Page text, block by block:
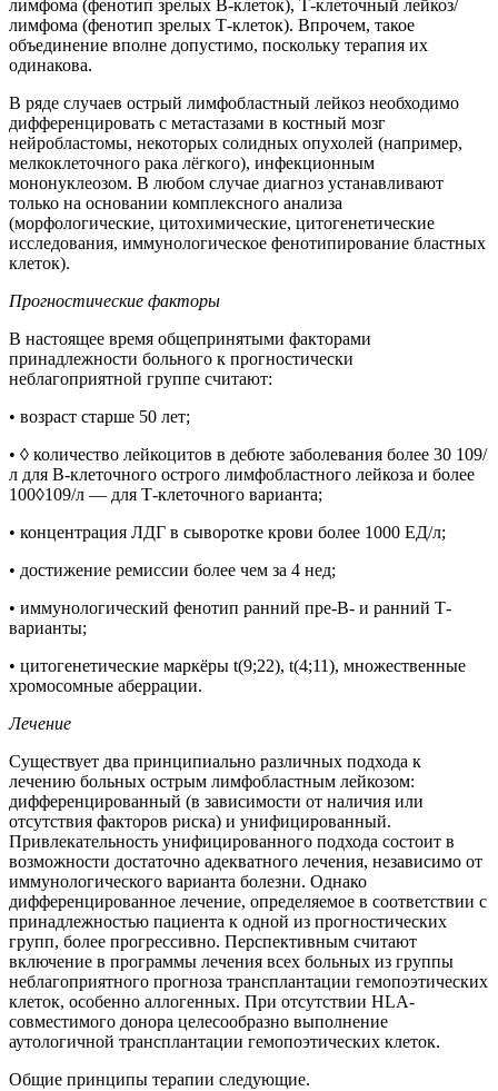
лимфома (фенотип зрелых В-клеток), Т-клеточный лейкоз/
лимфома (фенотип зрелых Т-клеток). Впрочем, такое
объединение вполне допустимо, поскольку терапия их
одинакова.
В ряде случаев острый лимфобластный лейкоз необходимо
дифференцировать с метастазами в костный мозг
нейробластомы, некоторых солидных опухолей (например,
мелкоклеточного рака лёгкого), инфекционным
мононуклеозом. В любом случае диагноз устанавливают
только на основании комплексного анализа
(морфологические, цитохимические, цитогенетические
исследования, иммунологическое фенотипирование бластных
клеток).
Прогностические факторы
В настоящее время общепринятыми факторами
принадлежности больного к прогностически
неблагоприятной группе считают:
• возраст старше 50 лет;
• ◊ количество лейкоцитов в дебюте заболевания более 30 109/
л для В-клеточного острого лимфобластного лейкоза и более
100◊109/л — для Т-клеточного варианта;
• концентрация ЛДГ в сыворотке крови более 1000 ЕД/л;
• достижение ремиссии более чем за 4 нед;
• иммунологический фенотип ранний пре-В- и ранний Т-
варианты;
• цитогенетические маркёры t(9;22), t(4;11), множественные
хромосомные аберрации.
Лечение
Существует два принципиально различных подхода к
лечению больных острым лимфобластным лейкозом:
дифференцированный (в зависимости от наличия или
отсутствия факторов риска) и унифицированный.
Привлекательность унифицированного подхода состоит в
возможности достаточно адекватного лечения, независимо от
иммунологического варианта болезни. Однако
дифференцированное лечение, определяемое в соответствии с
принадлежностью пациента к одной из прогностических
групп, более прогрессивно. Перспективным считают
включение в программы лечения всех больных из группы
неблагоприятного прогноза трансплантации гемопоэтических
клеток, особенно аллогенных. При отсутствии HLA-
совместимого донора целесообразно выполнение
аутологичной трансплантации гемопоэтических клеток.
Общие принципы терапии следующие.